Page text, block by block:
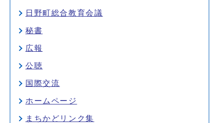
日野町総合教育会議
秘書
広報
公聴
国際交流
ホームページ
まちかどリンク集